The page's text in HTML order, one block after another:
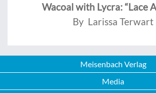
Wacoal with Lycra: “Lace
By Larissa Terwart
Meisenbach Verlag
Media